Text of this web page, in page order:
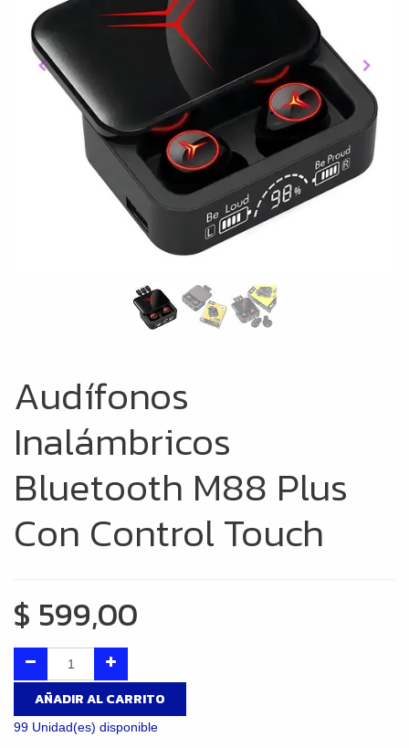
Audífonos
Inalámbricos
Bluetooth M88 Plus
Con Control Touch
$ 599,00
AÑADIR AL CARRITO
99 Unidad(es) disponible